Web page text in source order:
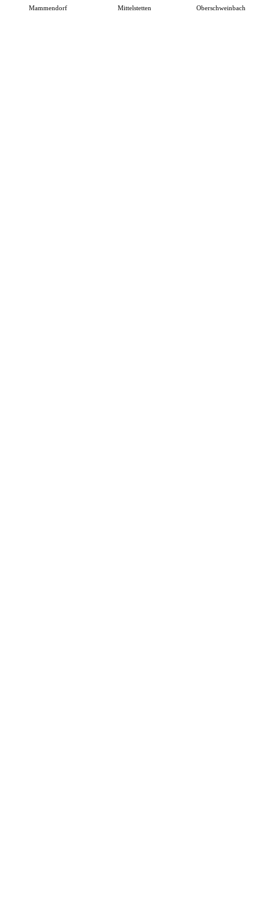
Mammendorf Mittelstetten Oberschweinbach